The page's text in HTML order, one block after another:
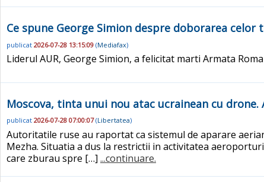
Ce spune George Simion despre doborarea
publicat 2026-07-28 13:15:09 (Mediafax)
Liderul AUR, George Simion, a felicitat marti Armata
Moscova, tinta unui nou atac ucrainean cu
publicat 2026-07-28 07:00:07(Libertatea)
Autoritatile ruse au raportat ca sistemul de aparare
Mezha. Situatia a dus la restrictii in activitatea
care zburau spre […] ...continuare.